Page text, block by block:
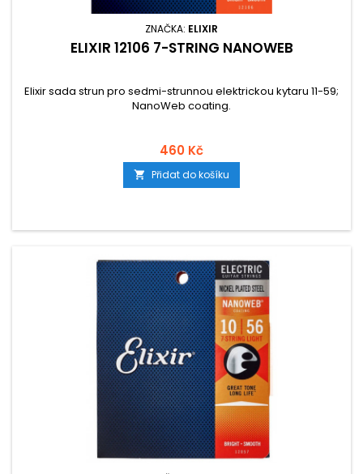
ZNAČKA: ELIXIR
ELIXIR 12106 7-STRING NANOWEB
Elixir sada strun pro sedmi-strunnou elektrickou kytaru 11-59;
NanoWeb coating.
460 Kč
 Přidat do košíku